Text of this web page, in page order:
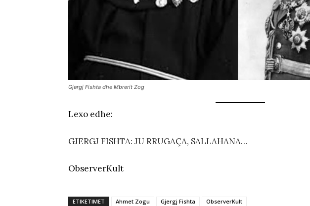
Gjergj Fishta dhe Mbrerit Zog
Lexo edhe:
GJERGJ FISHTA: JU RRUGAÇA, SALLAHANA…
ObserverKult
ETIKETIMET Ahmet Zogu Gjergj Fishta ObserverKult